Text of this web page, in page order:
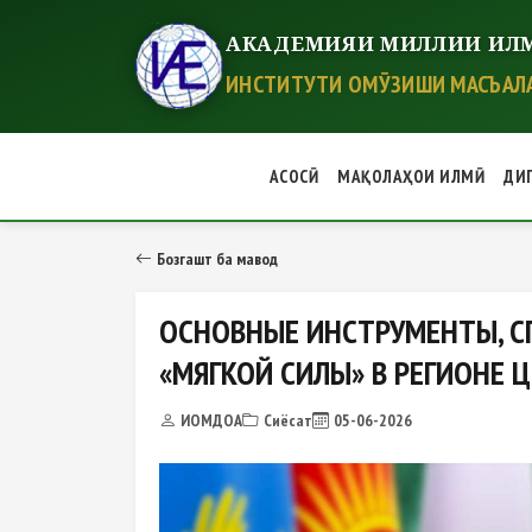
АКАДЕМИЯИ МИЛЛИИ
ИНСТИТУТИ ОМӮЗИШИ
АСОСӢ МАҚОЛАҲОИ ИЛМӢ
ОСНОВНЫЕ ИНСТРУМЕНТЫ,
Бозгашт ба мавод
ОСНОВНЫЕ ИНСТРУМЕНТЫ,
«МЯГКОЙ СИЛЫ» В РЕГИОНЕ
ИОМДОА Сиёсат 05-06-2026